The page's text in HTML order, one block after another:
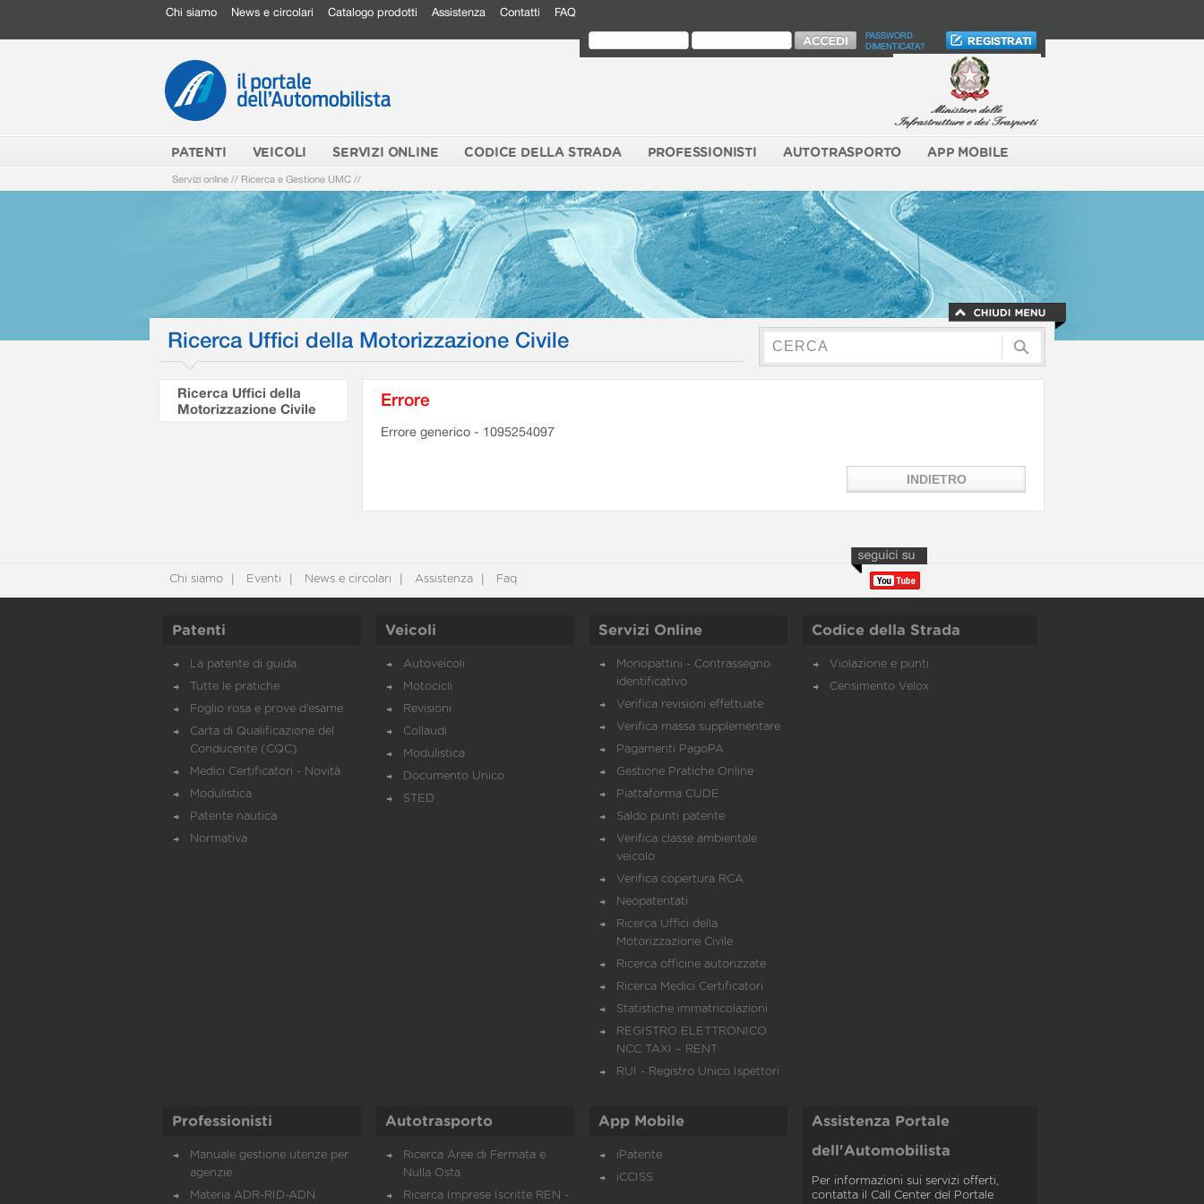
Chi siamo News e circolari Catalogo prodotti Assistenza Contatti FAQ
PASSWORD
DIMENTICATA?
PATENTI VEICOLI SERVIZI ONLINE CODICE DELLA STRADA PROFESSIONISTI AUTOTRASPORTO APP MOBILE
Servizi online // Ricerca e Gestione UMC //
Ricerca Uffici della Motorizzazione Civile
Ricerca Uffici della
Motorizzazione Civile
Errore
Errore generico - 1095254097
Chi siamo Eventi News e circolari Assistenza Faq
Patenti
La patente di guida
Tutte le pratiche
Foglio rosa e prove d’esame
Carta di Qualificazione del
Conducente (CQC)
Medici Certificatori - Novità
Modulistica
Patente nautica
Normativa
Veicoli
Autoveicoli
Motocicli
Revisioni
Collaudi
Modulistica
Documento Unico
STED
Servizi Online
Monopattini - Contrassegno
identificativo
Verifica revisioni effettuate
Verifica massa supplementare
Pagamenti PagoPA
Gestione Pratiche Online
Piattaforma CUDE
Saldo punti patente
Verifica classe ambientale
veicolo
Verifica copertura RCA
Neopatentati
Ricerca Uffici della
Motorizzazione Civile
Ricerca officine autorizzate
Ricerca Medici Certificatori
Statistiche immatricolazioni
REGISTRO ELETTRONICO
NCC TAXI – RENT
RUI - Registro Unico Ispettori
Codice della Strada
Violazione e punti
Censimento Velox
Professionisti
Manuale gestione utenze per
agenzie
Materia ADR-RID-ADN
Autotrasporto
Ricerca Aree di Fermata e
Nulla Osta
Ricerca Imprese Iscritte REN -
App Mobile
iPatente
iCCISS
Assistenza Portale
dell'Automobilista
Per informazioni sui servizi offerti,
contatta il Call Center del Portale